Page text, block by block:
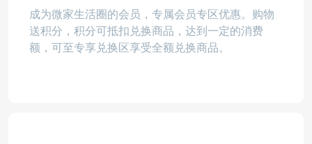
成为微家生活圈的会员，专属会员专区优惠。购物
送积分，积分可抵扣兑换商品，达到一定的消费
额，可至专享兑换区享受全额兑换商品。